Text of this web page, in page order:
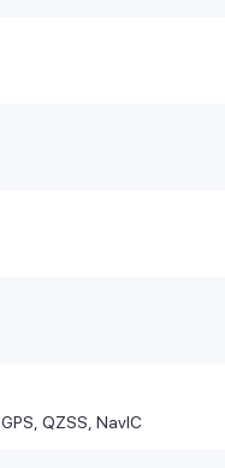
GPS QZSS NavIC